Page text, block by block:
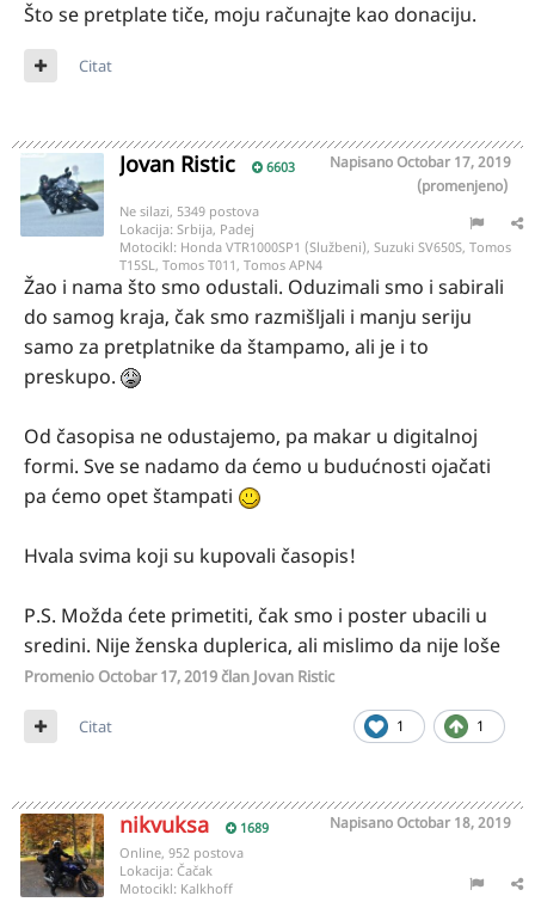
Što se pretplate tiče, moju računajte kao donaciju.
Citat
Jovan Ristic 6603 NapisanoOctobar 17, 2019
(promenjeno)
Ne silazi, 5349 postova
Lokacija: Srbija, Padej
Motocikl: Honda VTR1000SP1 (Službeni), Suzuki SV650S, Tomos
T15SL, Tomos T011, Tomos APN4
Žao i nama što smo odustali. Oduzimali smo i sabirali
do samog kraja, čak smo razmišljali i manju seriju
samo za pretplatnike da štampamo, ali je i to
preskupo.
Od časopisa ne odustajemo, pa makar u digitalnoj
formi. Sve se nadamo da ćemo u budućnosti ojačati
pa ćemo opet štampati
Hvala svima koji su kupovali časopis!
P.S. Možda ćete primetiti, čak smo i poster ubacili u
sredini. Nije ženska duplerica, ali mislimo da nije loše
Promenio Octobar 17, 2019član Jovan Ristic
1 1
Citat
nikvuksa 1689 NapisanoOctobar 18, 2019
Online, 952 postova
Lokacija: Čačak
Motocikl: Kalkhoff